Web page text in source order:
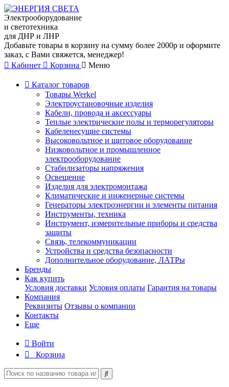
Электрооборудование
и светотехника
для ДНР и ЛНР
Добавьте товары в корзину на сумму более 2000р и оформите
заказ, с Вами свяжется, менеджер!
Кабинет
Корзина Меню
Каталог товаров
Товары Werkel
Электроустановочные изделия
Кабели, провода и аксессуары
Теплые электрические полы и терморегуляторы
Кабеленесущие системы
Высоковольтное и щитовое оборудование
Низковольтное и промышленное
электрооборудование
Стабилизаторы напряжения
Освещение
Изделия для электромонтажа
Климатические и инженерные системы
Генераторы электроэнергии и элементы питания
Инструменты, техника
Инструмент, измерительные приборы и средства
защиты
Связь, телекоммуникации
Устройства и средства безопасности
Дополнительное оборудование, ЛАТРы
Бренды
Как купить
Условия доставки Условия оплаты Гарантия на товары
Компания
Реквизиты Отзывы о компании
Контакты
Еще
Войти
Корзина